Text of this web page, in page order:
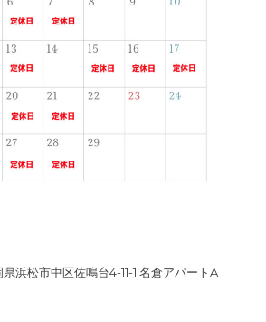
浜松市中区佐鳴台4-11-1 名倉アパートA